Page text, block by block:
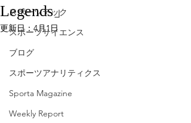
スポーツテック
スポーツサイエンス
ブログ
スポーツアナリティクス
Sporta Magazine
Weekly Report
Legends」
更新日： 4月1日